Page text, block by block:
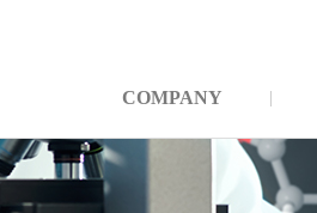
COMPANY